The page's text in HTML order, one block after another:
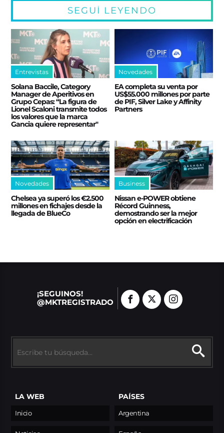
SEGUÍ LEYENDO
Entrevistas
Solana Baccile, Category
Manager de Aperitivos en
Grupo Cepas: “La figura de
Lionel Scaloni transmite todos
los valores que la marca
Gancia quiere representar"
Novedades
EA completa su venta por
US$55.000 millones por parte
de PIF, Silver Lake y Affinity
Partners
Novedades
Chelsea ya superó los €2.500
millones en fichajes desde la
llegada de BlueCo
Business
Nissan e‑POWER obtiene
Récord Guinness,
demostrando ser la mejor
opción en electrificación
¡SEGUINOS!
@MKTREGISTRADO
LA WEB
Inicio
PAÍSES
Argentina